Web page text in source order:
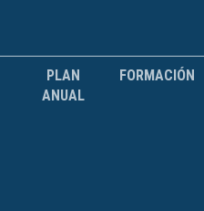
PLAN
ANUAL
FORMACIÓN